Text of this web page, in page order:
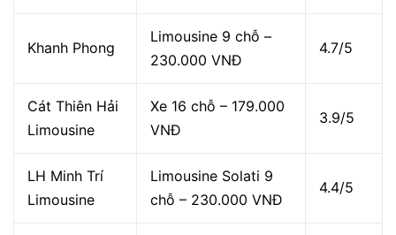
Khanh Phong
Limousine 9 chỗ –
230.000 VNĐ
4.7/5
Cát Thiên Hải
Limousine
Xe 16 chỗ – 179.000
VNĐ
3.9/5
LH Minh Trí
Limousine
Limousine Solati 9
chỗ – 230.000 VNĐ
4.4/5